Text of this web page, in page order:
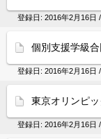
登録日: 2016年2月16日
個別支援学級
登録日: 2016年2月16日
東京オリンピ
登録日: 2016年2月16日